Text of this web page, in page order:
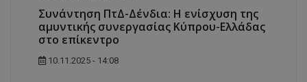
Συνάντηση ΠτΔ-Δένδια: Η ενίσχυση της
αμυντικής συνεργασίας Κύπρου-Ελλάδας
στο επίκεντρο
10.11.2025 - 14:08